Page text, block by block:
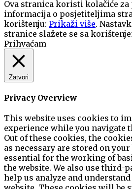
Ova stranica koristi kolačiće
informacija o posjetiteljima
korištenju: Prikaži više.
stranice slažete se sa
Prihvaćam
Zatvori
Privacy Overview
This website uses cookies to
experience while you navigate
Out of these cookies, the
as necessary are stored on
essential for the working of
the website. We also use third-
help us analyze and